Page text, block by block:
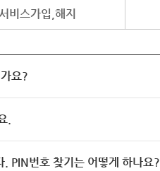
비스가입,해지
요?
.
. PIN번호 찾기는 어떻게 하나요?